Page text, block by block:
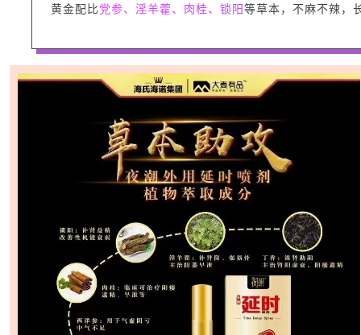
黄金配比 党参、淫羊藿、肉桂、锁阳 等草本，不麻不辣，